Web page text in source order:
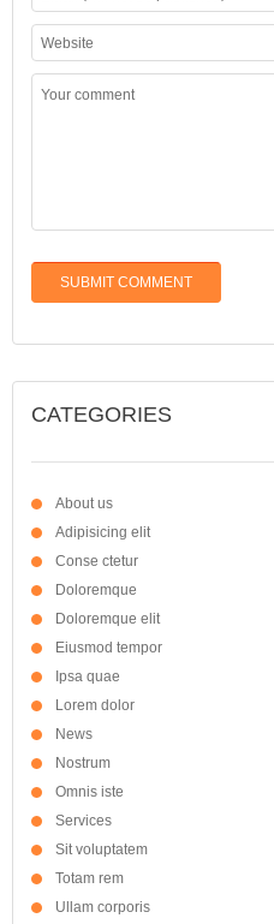
CATEGORIES
About us
Adipisicing elit
Conse ctetur
Doloremque
Doloremque elit
Eiusmod tempor
Ipsa quae
Lorem dolor
News
Nostrum
Omnis iste
Services
Sit voluptatem
Totam rem
Ullam corporis